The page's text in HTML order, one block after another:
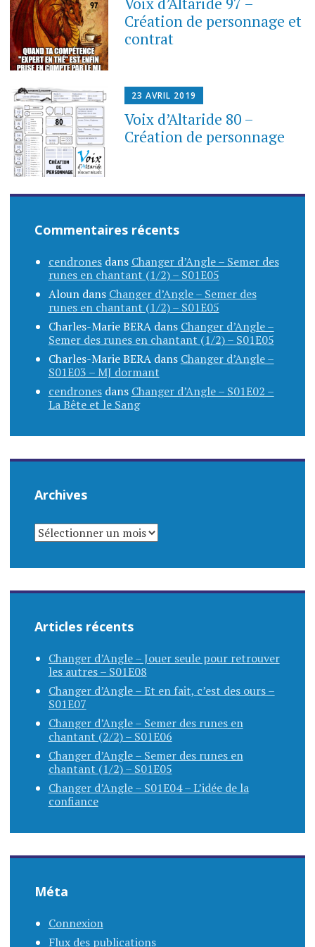
Création de personnage et
contrat
23 AVRIL 2019
Voix d’Altaride 80 –
Création de personnage
Commentaires récents
cendronesdans Changer d’Angle – Semer des
runes en chantant (1/2) – S01E05
Aloundans Changer d’Angle – Semer des
runes en chantant (1/2) – S01E05
Charles-Marie BERAdans Changer d’Angle –
Semer des runes en chantant (1/2) – S01E05
Charles-Marie BERAdans Changer d’Angle –
S01E03 – MJ dormant
cendronesdans Changer d’Angle – S01E02 –
La Bête et le Sang
Archives
ARCHIVES
Articles récents
Changer d’Angle – Jouer seule pour retrouver
les autres – S01E08
Changer d’Angle – Et en fait, c’est des ours –
S01E07
Changer d’Angle – Semer des runes en
chantant (2/2) – S01E06
Changer d’Angle – Semer des runes en
chantant (1/2) – S01E05
Changer d’Angle – S01E04 – L’idée de la
confiance
Méta
Connexion
Flux des publications